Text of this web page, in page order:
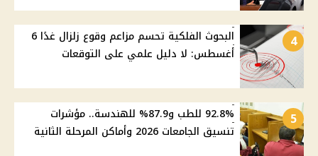
4
البحوث الفلكية تحسم مزاعم وقوع زلزال غدًا 6
أغسطس: لا دليل علمي على التوقعات
5
92.8% للطب و87.9% للهندسة.. مؤشرات
تنسيق الجامعات 2026 وأماكن المرحلة الثانية